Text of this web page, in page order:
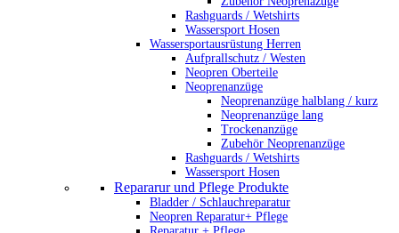
Rashguards / Wetshirts
Wassersport Hosen
Wassersportausrüstung Herren
Aufprallschutz / Westen
Neopren Oberteile
Neoprenanzüge
Neoprenanzüge halblang / kurz
Neoprenanzüge lang
Trockenanzüge
Zubehör Neoprenanzüge
Rashguards / Wetshirts
Wassersport Hosen
Repararur und Pflege Produkte
Bladder / Schlauchreparatur
Neopren Reparatur+ Pflege